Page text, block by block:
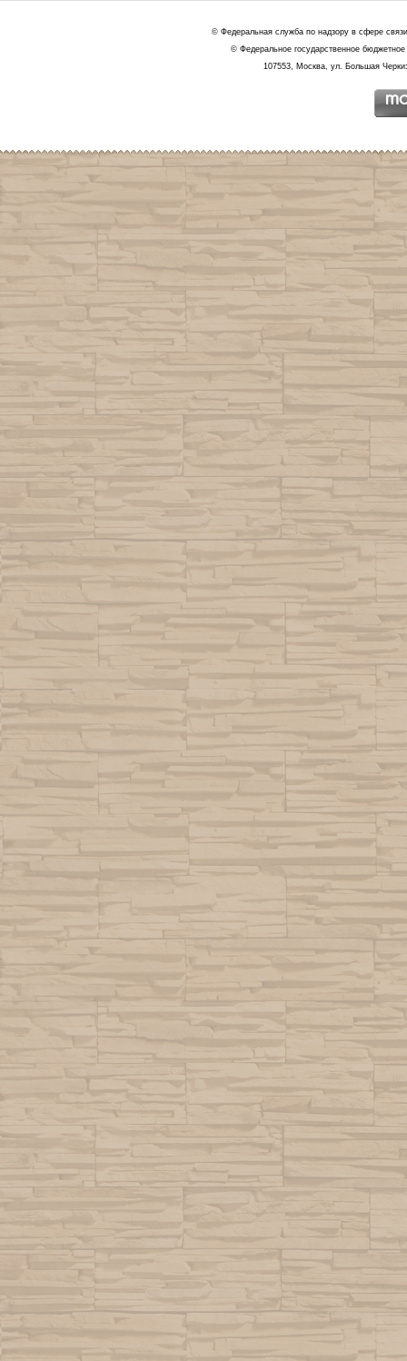
© Федеральная служба по надзору в сфере
© Федеральное государственное
107553, Москва, ул. Большая